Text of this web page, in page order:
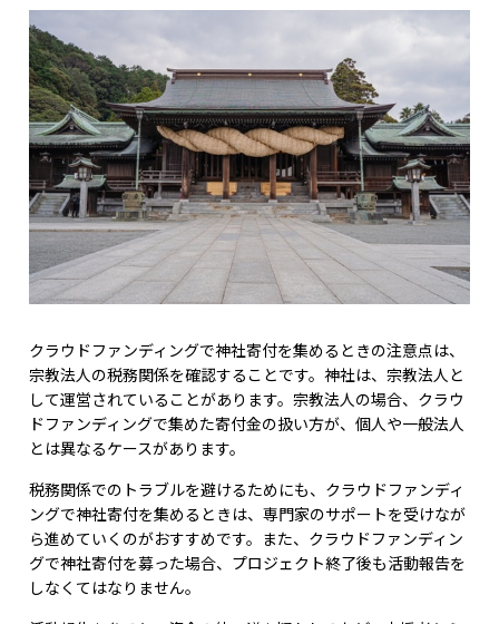
クラウドファンディングで神社寄付を集めるときの注意点は、
宗教法人の税務関係を確認することです。神社は、宗教法人と
して運営されていることがあります。宗教法人の場合、クラウ
ドファンディングで集めた寄付金の扱い方が、個人や一般法人
とは異なるケースがあります。
税務関係でのトラブルを避けるためにも、クラウドファンディ
ングで神社寄付を集めるときは、専門家のサポートを受けなが
ら進めていくのがおすすめです。また、クラウドファンディン
グで神社寄付を募った場合、プロジェクト終了後も活動報告を
しなくてはなりません。